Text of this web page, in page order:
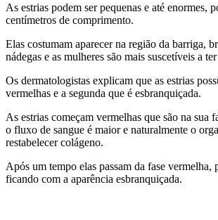
As estrias podem ser pequenas e até enormes,
centímetros de comprimento.
Elas costumam aparecer na região da barriga,
nádegas e as mulheres são mais suscetíveis a
Os dermatologistas explicam que as estrias
vermelhas e a segunda que é esbranquiçada.
As estrias começam vermelhas que são na sua
o fluxo de sangue é maior e naturalmente o
restabelecer colágeno.
Após um tempo elas passam da fase vermelha,
ficando com a aparência esbranquiçada.